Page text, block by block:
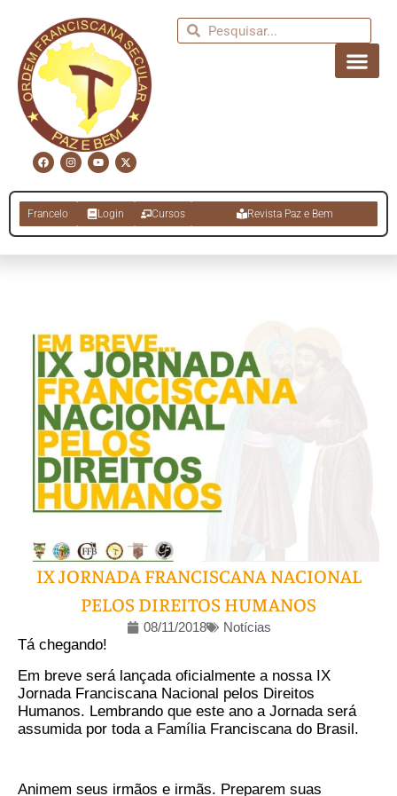
Francelo Login Cursos Revista Paz e Bem
IX JORNADA FRANCISCANA NACIONAL
PELOS DIREITOS HUMANOS
08/11/2018 Notícias
Tá chegando!
Em breve será lançada oficialmente a nossa IX
Jornada Franciscana Nacional pelos Direitos
Humanos. Lembrando que este ano a Jornada será
assumida por toda a Família Franciscana do Brasil.
Animem seus irmãos e irmãs. Preparem suas